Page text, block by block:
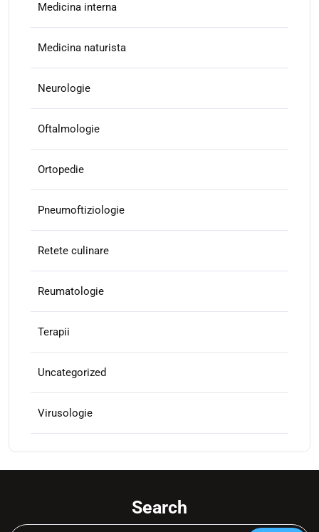
Medicina interna
Medicina naturista
Neurologie
Oftalmologie
Ortopedie
Pneumoftiziologie
Retete culinare
Reumatologie
Terapii
Uncategorized
Virusologie
Search